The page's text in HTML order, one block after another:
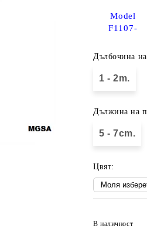
Model
F1107-
Дълбочина на
1 - 2m.
Дължина на
5 - 7cm.
Цвят:
В наличност